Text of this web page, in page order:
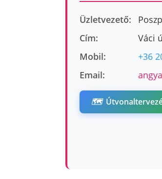
Üzletvezető:
Cím:
Váci
Mobil:
+36
Email:
🗺️